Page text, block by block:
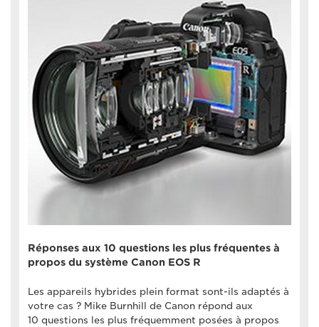
Réponses aux 10 questions les plus fréquentes à
propos du système Canon EOS R
Les appareils hybrides plein format sont-ils adaptés à
votre cas ? Mike Burnhill de Canon répond aux
10 questions les plus fréquemment posées à propos